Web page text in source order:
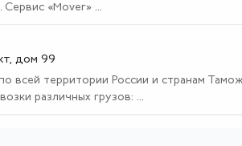
«Mover» ...
дом 99
всей территории России и странам
различных грузов: ...